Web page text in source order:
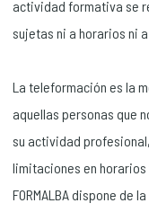
actividad formativa se
sujetas ni a horarios ni
La teleformación es la
aquellas personas que
su actividad
limitaciones en
FORMALBA dispone de